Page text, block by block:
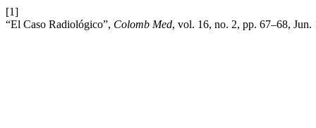
[1]
“El Caso Radiológico”, Colomb Med, vol. 16, no. 2, pp. 67–68,